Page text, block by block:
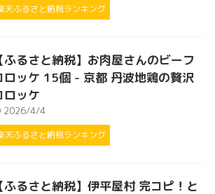
天ふるさと納税ランキング
【ふるさと納税】お肉屋さんのビーフ
ロッケ 15個 - 京都 丹波地鶏の贅沢
ロッケ
2026/4/4
天ふるさと納税ランキング
【ふるさと納税】伊平屋村 完コピ！と